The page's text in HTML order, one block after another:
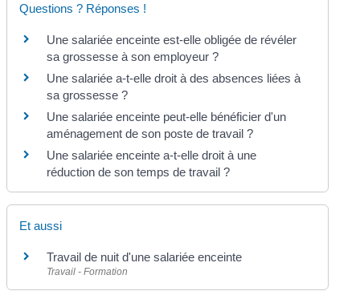
Questions ? Réponses !
Une salariée enceinte est-elle obligée de révéler
sa grossesse à son employeur ?
Une salariée a-t-elle droit à des absences liées à
sa grossesse ?
Une salariée enceinte peut-elle bénéficier d'un
aménagement de son poste de travail ?
Une salariée enceinte a-t-elle droit à une
réduction de son temps de travail ?
Et aussi
Travail de nuit d'une salariée enceinte
Travail - Formation